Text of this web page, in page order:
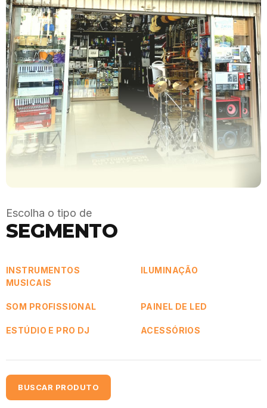
Escolha o tipo de
SEGMENTO
INSTRUMENTOS
MUSICAIS
ILUMINAÇÃO
SOM PROFISSIONAL PAINEL DE LED
ESTÚDIO E PRO DJ ACESSÓRIOS
BUSCAR PRODUTO